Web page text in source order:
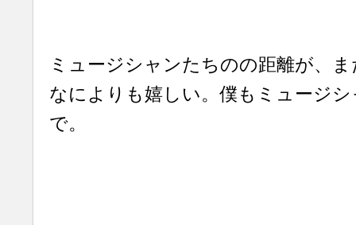
ミュージシャンたちのの距離が、
なによりも嬉しい。僕もミュージ
で。